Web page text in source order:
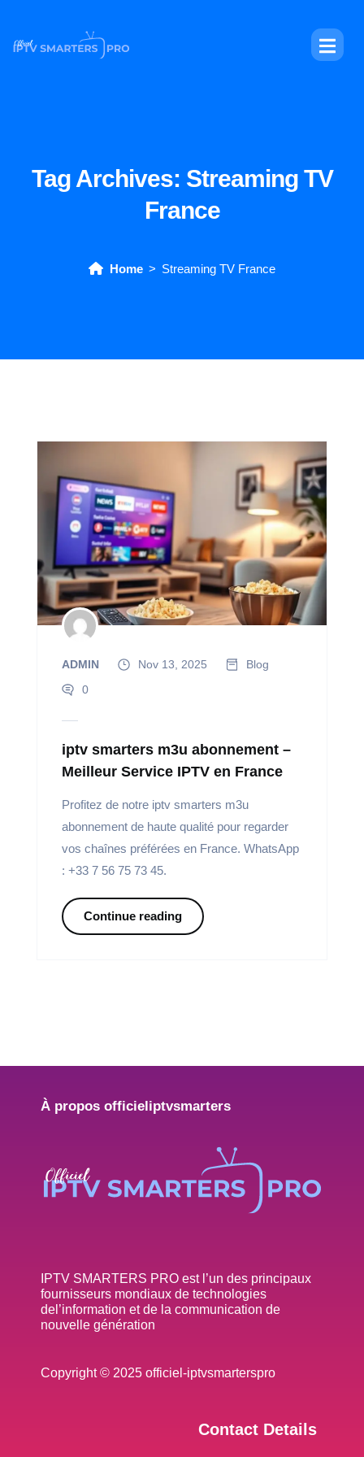
Tag Archives: Streaming TV
France
Home Streaming TV France
ADMIN Nov 13, 2025
Blog
0
iptv smarters m3u abonnement –
Meilleur Service IPTV en France
Profitez de notre iptv smarters m3u
abonnement de haute qualité pour regarder
vos chaînes préférées en France. WhatsApp
: +33 7 56 75 73 45.
Continue reading
À propos officieliptvsmarters
IPTV SMARTERS PRO est l’un des principaux
fournisseurs mondiaux de technologies
del’information et de la communication de
nouvelle génération
Copyright © 2025 officiel-iptvsmarterspro
Contact Details